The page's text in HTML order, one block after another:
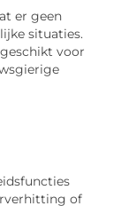
er geen
situaties.
voor
of